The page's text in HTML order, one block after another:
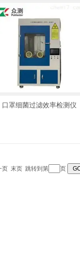
口罩细菌过滤效率检测仪
页 末页 跳转到第 页